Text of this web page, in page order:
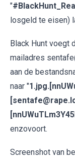
"
losgeld te eisen)
Black Hunt voegt
mailadres
aan de
naar "
enzovoort.
Screenshot van